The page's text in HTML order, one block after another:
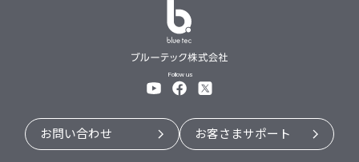
Follow us
お問い合わせ お客さまサポート